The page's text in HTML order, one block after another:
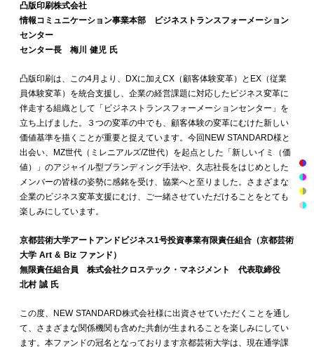
凸版印刷株式会社
情報コミュニケーション事業本部 ビジネストランスフォーメーション
センター
センター長 梅川 健児 氏
凸版印刷は、この4月より、DXに加えCX（顧客体験変革）とEX（従業
員体験変革）を統合支援し、企業の経営課題に対応したビジネス変革に
伴走する組織として「ビジネストランスフォーメーションセンター」を
立ち上げました。３つの変革の中でも、顧客体験の変革にむけた新しい
価値基準を描くことが重要と捉えています。今回NEW STANDARD様と
出会い、MZ世代（ミレニアルズ/Z世代）を起点とした「新しいイミ（価
値）」のアジャイル型ブランディング手法や、久志社長をはじめとした
メンバーの皆様の姿勢に感銘を受け、協業へと至りました。さまざまな
企業のビジネス変革支援にむけ、ご一緒させていただけることをとても
楽しみにしています。
京都芸術大学アートアンドビジネス1号投資事業有限責任組合（京都芸術
大学 Art & Biz ファンド）
無限責任組合員 株式会社クロステック・マネジメント 代表取締役
北村 誠 氏
この度、NEW STANDARD株式会社様に出資させていただくことを通し
て、さまざまな関係機関も含めた共創が生まれることを楽しみにしてい
ます。本ファンドの冠名となっております京都芸術大学は、現在通学課